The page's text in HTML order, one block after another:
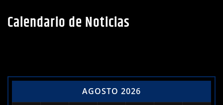
Calendario de Noticias
AGOSTO 2026